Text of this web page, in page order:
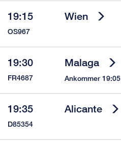
19:15 Wien
OS967
19:30 Malaga
FR4687 Ankommer 19:05
19:35 Alicante
D85354